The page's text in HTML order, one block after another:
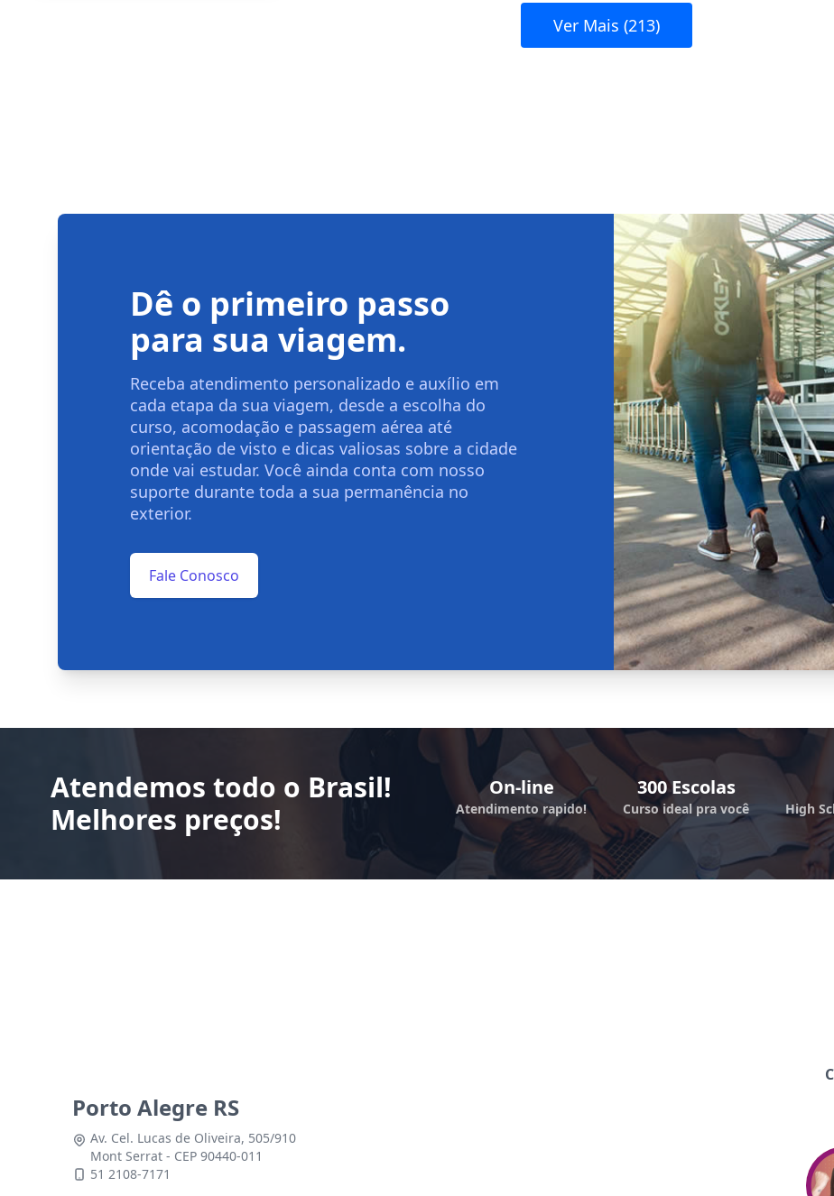
Ver Mais (213)
Dê o primeiro passo
para sua viagem.
Receba atendimento personalizado e auxílio em
cada etapa da sua viagem, desde a escolha do
curso, acomodação e passagem aérea até
orientação de visto e dicas valiosas sobre a cidade
onde vai estudar. Você ainda conta com nosso
suporte durante toda a sua permanência no
exterior.
Fale Conosco
Atendemos todo o Brasil!
Melhores preços!
On-line
Atendimento rapido!
300 Escolas
Curso ideal pra você High
Porto Alegre RS
Av. Cel. Lucas de Oliveira, 505/910
Mont Serrat - CEP 90440-011
51 2108-7171